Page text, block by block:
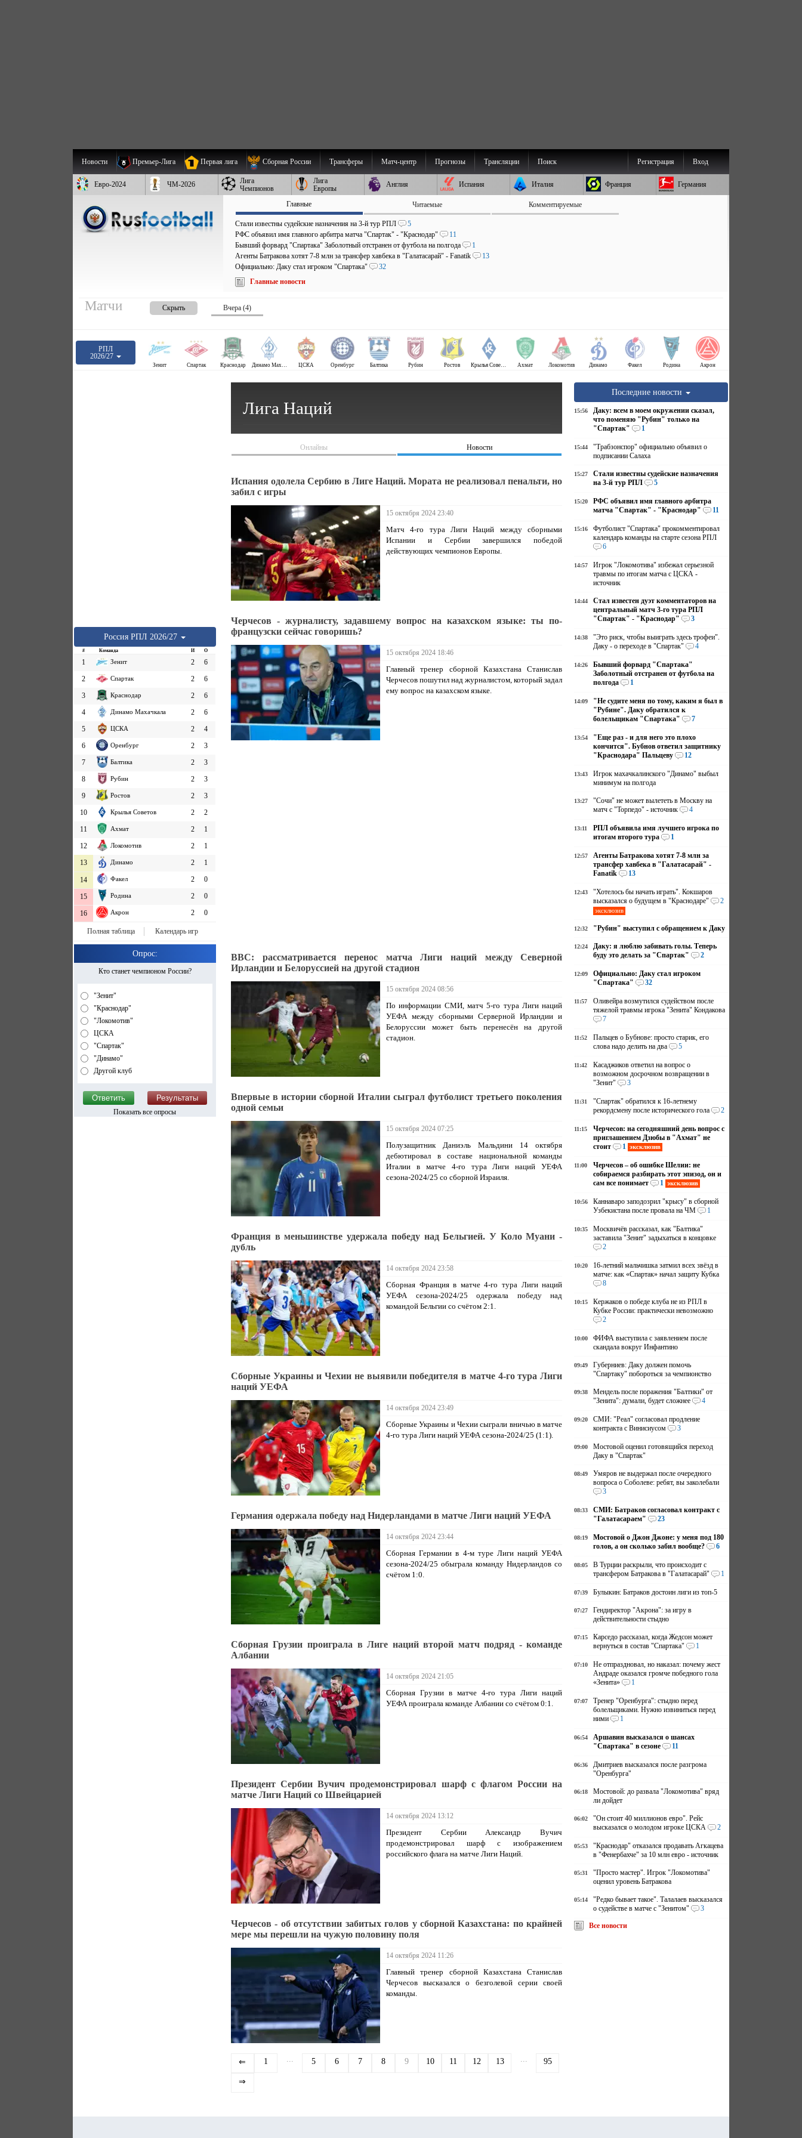
Новости Премьер-Лига Первая лига Сборная России Трансферы Матч-центр Прогнозы Трансляции Поиск Вход
Регистрация
Евро-2024 ЧМ-2026
Лига
Чемпионов
Лига
Европы
Англия Испания Италия Франция Германия
Главные Читаемые Комментируемые
Стали известны судейские назначения на 3-й тур РПЛ
5
РФС объявил имя главного арбитра матча "Спартак" - "Краснодар"
11
Бывший форвард "Спартака" Заболотный отстранен от футбола на полгода
1
Агенты Батракова хотят 7-8 млн за трансфер хавбека в "Галатасарай" - Fanatik
13
Официально: Даку стал игроком "Спартака"
32
Главные новости
Матчи Скрыть Вчера (4)
РПЛ
2026/27
Зенит Спартак Краснодар Динамо Махачкала ЦСКА Оренбург Балтика Рубин Ростов Крылья Советов Ахмат Локомотив Динамо Факел Родина Акрон
Россия РПЛ 2026/27
# Команда И О
1 Зенит 2
6
2
Спартак 2
6
3
Краснодар 2
6
4
Динамо Махачкала 2
6
5
ЦСКА 2
4
6
Оренбург 2
3
7
Балтика 2
3
8
Рубин 2
3
9
Ростов 2
3
10
Крылья Советов 2
2
11
Ахмат 2
1
12
Локомотив 2
1
13
Динамо 2 1
14 Факел 2 0
15 Родина 2 0
16 Акрон 2 0
Полная таблица Календарь игр
Опрос:
Кто станет чемпионом России?
"Зенит"
"Краснодар"
"Локомотив"
ЦСКА
"Спартак"
"Динамо"
Другой клуб
Показать все опросы
Лига Наций
Онлайны Новости
Испания одолела Сербию в Лиге Наций. Мората не реализовал пенальти, но
забил с игры
15 октября 2024 23:40
Матч 4-го тура Лиги Наций между сборными
Испании и Сербии завершился победой
действующих чемпионов Европы.
Черчесов - журналисту, задавшему вопрос на казахском языке: ты по-
французски сейчас говоришь?
15 октября 2024 18:46
Главный тренер сборной Казахстана Станислав
Черчесов пошутил над журналистом, который задал
ему вопрос на казахском языке.
BBC: рассматривается перенос матча Лиги наций между Северной
Ирландии и Белоруссией на другой стадион
15 октября 2024 08:56
По информации СМИ, матч 5-го тура Лиги наций
УЕФА между сборными Серверной Ирландии и
Белоруссии может быть перенесён на другой
стадион.
Впервые в истории сборной Италии сыграл футболист третьего поколения
одной семьи
15 октября 2024 07:25
Полузащитник Даниэль Мальдини 14 октября
дебютировал в составе национальной команды
Италии в матче 4-го тура Лиги наций УЕФА
сезона-2024/25 со сборной Израиля.
Франция в меньшинстве удержала победу над Бельгией. У Коло Муани -
дубль
14 октября 2024 23:58
Сборная Франция в матче 4-го тура Лиги наций
УЕФА сезона-2024/25 одержала победу над
командой Бельгии со счётом 2:1.
Сборные Украины и Чехии не выявили победителя в матче 4-го тура Лиги
наций УЕФА
14 октября 2024 23:49
Сборные Украины и Чехии сыграли вничью в матче
4-го тура Лиги наций УЕФА сезона-2024/25 (1:1).
Германия одержала победу над Нидерландами в матче Лиги наций УЕФА
14 октября 2024 23:44
Сборная Германии в 4-м туре Лиги наций УЕФА
сезона-2024/25 обыграла команду Нидерландов со
счётом 1:0.
Сборная Грузии проиграла в Лиге наций второй матч подряд - команде
Албании
14 октября 2024 21:05
Сборная Грузии в матче 4-го тура Лиги наций
УЕФА проиграла команде Албании со счётом 0:1.
Президент Сербии Вучич продемонстрировал шарф с флагом России на
матче Лиги Наций со Швейцарией
14 октября 2024 13:12
Президент Сербии Александр Вучич
продемонстрировал шарф с изображением
российского флага на матче Лиги Наций.
Черчесов - об отсутствии забитых голов у сборной Казахстана: по крайней
мере мы перешли на чужую половину поля
14 октября 2024 11:26
Главный тренер сборной Казахстана Станислав
Черчесов высказался о безголевой серии своей
команды.
⇐ 1 ... 5 6 7 8 9 10 11 12 13 ... 95
⇒
Последние новости
15:56
Даку: всем в моем окружении сказал,
что поменяю "Рубин" только на
"Спартак"
1
15:44
"Трабзонспор" официально объявил о
подписании Салаха
15:27
Стали известны судейские назначения
на 3-й тур РПЛ
5
15:20
РФС объявил имя главного арбитра
матча "Спартак" - "Краснодар"
11
15:16
Футболист "Спартака" прокомментировал
календарь команды на старте сезона РПЛ
6
14:57
Игрок "Локомотива" избежал серьезной
травмы по итогам матча с ЦСКА -
источник
14:44
Стал известен дуэт комментаторов на
центральный матч 3-го тура РПЛ
"Спартак" - "Краснодар"
3
14:38
"Это риск, чтобы выиграть здесь трофеи".
Даку - о переходе в "Спартак"
4
14:26
Бывший форвард "Спартака"
Заболотный отстранен от футбола на
полгода
1
14:09
"Не судите меня по тому, каким я был в
"Рубине". Даку обратился к
болельщикам "Спартака"
7
13:54
"Еще раз - и для него это плохо
кончится". Бубнов ответил защитнику
"Краснодара" Пальцеву
12
13:43
Игрок махачкалинского "Динамо" выбыл
минимум на полгода
13:27
"Сочи" не может вылететь в Москву на
матч с "Торпедо" - источник
4
13:11
РПЛ объявила имя лучшего игрока по
итогам второго тура
1
12:57
Агенты Батракова хотят 7-8 млн за
трансфер хавбека в "Галатасарай" -
Fanatik
13
12:43
"Хотелось бы начать играть". Кокшаров
высказался о будущем в "Краснодаре"
2
эксклюзив
12:32 "Рубин" выступил с обращением к Даку
12:24
Даку: я люблю забивать голы. Теперь
буду это делать за "Спартак"
2
12:09
Официально: Даку стал игроком
"Спартака"
32
11:57
Оливейра возмутился судейством после
тяжелой травмы игрока "Зенита" Кондакова
7
11:52
Пальцев о Бубнове: просто старик, его
слова надо делить на два
5
11:42
Касаджиков ответил на вопрос о
возможном досрочном возвращении в
"Зенит"
3
11:31
"Спартак" обратился к 16-летнему
рекордсмену после исторического гола
2
11:15
Черчесов: на сегодняшний день вопрос с
приглашением Дзюбы в "Ахмат" не
стоит
1 эксклюзив
11:00
Черчесов – об ошибке Шелии: не
собираемся разбирать этот эпизод, он и
сам все понимает
1 эксклюзив
10:56
Каннаваро заподозрил "крысу" в сборной
Узбекистана после провала на ЧМ
1
10:35
Москвичёв рассказал, как "Балтика"
заставила "Зенит" задыхаться в концовке
2
10:20
16-летний мальчишка затмил всех звёзд в
матче: как «Спартак» начал защиту Кубка
8
10:15
Кержаков о победе клуба не из РПЛ в
Кубке России: практически невозможно
2
10:00
ФИФА выступила с заявлением после
скандала вокруг Инфантино
09:49
Губерниев: Даку должен помочь
"Спартаку" побороться за чемпионство
09:38
Мендель после поражения "Балтики" от
"Зенита": думали, будет сложнее
4
09:20
СМИ: "Реал" согласовал продление
контракта с Винисиусом
3
09:00
Мостовой оценил готовящийся переход
Даку в "Спартак"
08:49
Умяров не выдержал после очередного
вопроса о Соболеве: ребят, вы заколебали
3
08:33
СМИ: Батраков согласовал контракт с
"Галатасараем"
23
08:19
Мостовой о Джон Джоне: у меня под 180
голов, а он сколько забил вообще?
6
08:05
В Турции раскрыли, что происходит с
трансфером Батракова в "Галатасарай"
1
07:39 Булыкин: Батраков достоин лиги из топ-5
07:27
Гендиректор "Акрона": за игру в
действительности стыдно
07:15
Карседо рассказал, когда Жедсон может
вернуться в состав "Спартака"
1
07:10
Не отпраздновал, но наказал: почему жест
Андраде оказался громче победного гола
«Зенита»
1
07:07
Тренер "Оренбурга": стыдно перед
болельщиками. Нужно извиниться перед
ними
1
06:54
Аршавин высказался о шансах
"Спартака" в сезоне
11
06:36
Дмитриев высказался после разгрома
"Оренбурга"
06:18
Мостовой: до развала "Локомотива" вряд
ли дойдет
06:02
"Он стоит 40 миллионов евро". Рейс
высказался о молодом игроке ЦСКА
2
05:53
"Краснодар" отказался продавать Агкацева
в "Фенербахче" за 10 млн евро - источник
05:31
"Просто мастер". Игрок "Локомотива"
оценил уровень Батракова
05:14
"Редко бывает такое". Талалаев высказался
о судействе в матче с "Зенитом"
3
Все новости